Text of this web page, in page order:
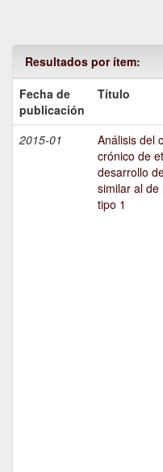
Resultados por ítem:
Fecha de
publicación
Título
2015-01
Análisis del
crónico de
desarrollo
similar al de
tipo 1